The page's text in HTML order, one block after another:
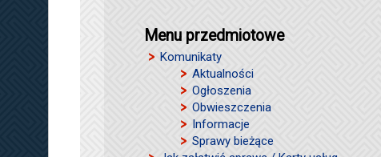
Menu przedmiotowe
Komunikaty
Aktualności
Ogłoszenia
Obwieszczenia
Informacje
Sprawy bieżące